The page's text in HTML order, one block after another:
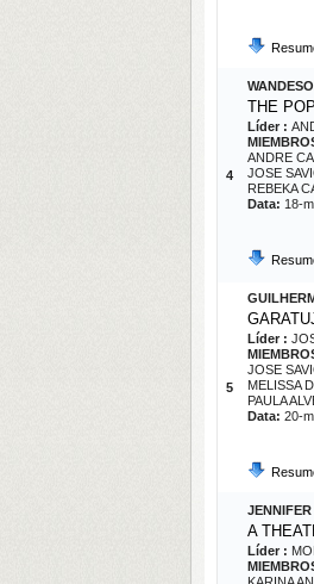
4
THE
Líder :
ANDRE
JOSE
REBEKA
Data: 18-
5
Líder :
JOSE
MELISSA
PAULA
Data: 20-
A
Líder :